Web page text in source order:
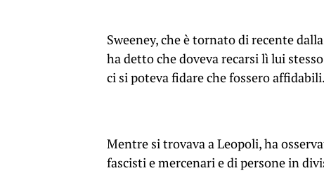
Sweeney, che è tornato di recente
ha detto che doveva recarsi lì lui
ci si poteva fidare che fossero affidabili.
Mentre si trovava a Leopoli, ha
fascisti e mercenari e di persone in